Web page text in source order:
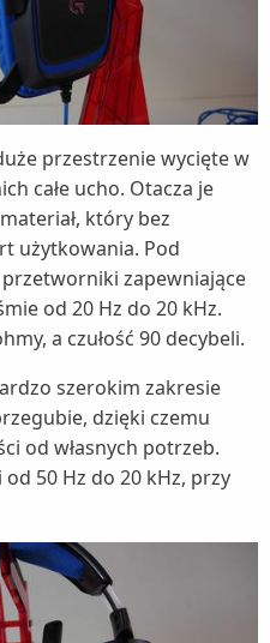
przestrzenie wycięte w
całe ucho. Otacza je
który bez
użytkowania. Pod
zapewniające
od 20 Hz do 20 kHz.
a czułość 90 decybeli.
szerokim zakresie
dzięki czemu
od własnych potrzeb.
50 Hz do 20 kHz, przy